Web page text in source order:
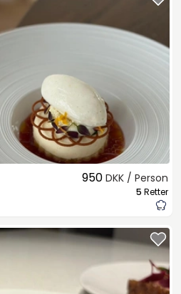
950 DKK / Person
5 Retter